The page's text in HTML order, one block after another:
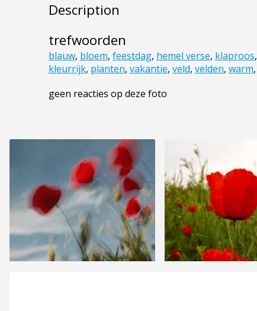
Description
trefwoorden
blauw, bloem, feestdag, hemel verse, klaproos,
kleurrijk, planten, vakantie, veld, velden, warm,
geen reacties op deze foto